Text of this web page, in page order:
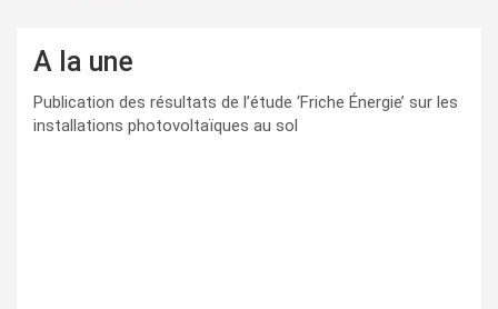
A la une
Publication des résultats de l’étude ‘Friche Énergie’ sur les
installations photovoltaïques au sol